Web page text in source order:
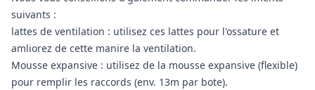
suivants :
lattes de ventilation : utilisez ces lattes pour l'ossature et
amliorez de cette manire la ventilation.
Mousse expansive : utilisez de la mousse expansive (flexible)
pour remplir les raccords (env. 13m par bote).